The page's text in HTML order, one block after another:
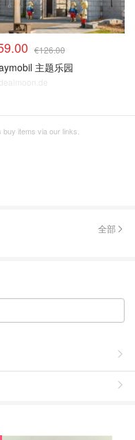
€126.00
主题乐园
buy items via our links.
全部